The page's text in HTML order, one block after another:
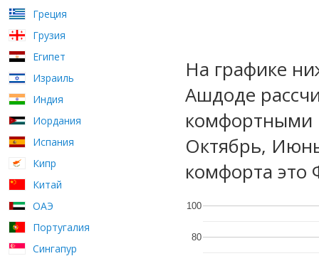
Греция
Грузия
Египет
Израиль
Индия
Иордания
Испания
Кипр
Китай
ОАЭ
Португалия
Сингапур
На графике
Ашдоде
комфортными
Октябрь,
комфорта это
80
100